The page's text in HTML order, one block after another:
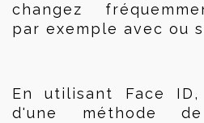
changez
par exemple avec ou
En utilisant Face
d'une méthode de